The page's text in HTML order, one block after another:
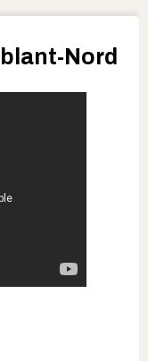
Nord